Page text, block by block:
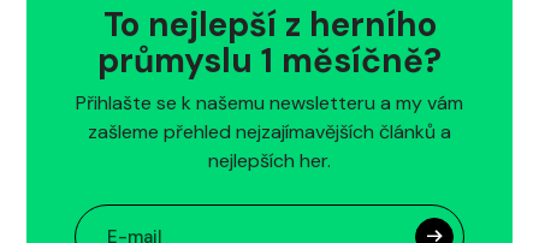
To nejlepší z herního
průmyslu 1 měsíčně?
Přihlašte se k našemu newsletteru a my vám
zašleme přehled nejzajímavějších článků a
nejlepších her.